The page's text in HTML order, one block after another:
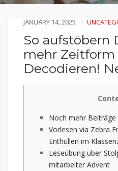
JANUARY 14, 2025
So aufstöbern
mehr Zeitform
Decodieren!
Noch mehr Beiträge
Vorlesen via Zebra
Enthüllen im
Leseübung über
mitarbeiter Advent